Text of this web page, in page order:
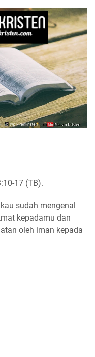
17 (TB).
sudah mengenal
kepadamu dan
oleh iman kepada